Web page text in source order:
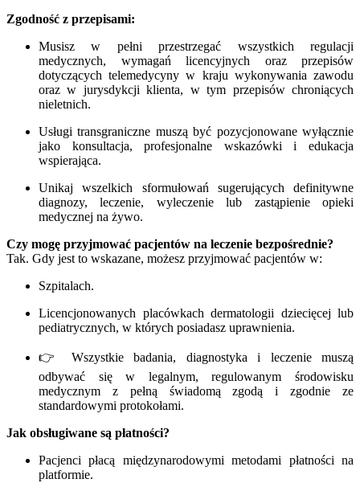
Zgodność z przepisami:
Musisz w pełni przestrzegać wszystkich regulacji
medycznych, wymagań licencyjnych oraz przepisów
dotyczących telemedycyny w kraju wykonywania zawodu
oraz w jurysdykcji klienta, w tym przepisów chroniących
nieletnich.
Usługi transgraniczne muszą być pozycjonowane wyłącznie
jako konsultacja, profesjonalne wskazówki i edukacja
wspierająca.
Unikaj wszelkich sformułowań sugerujących definitywne
diagnozy, leczenie, wyleczenie lub zastąpienie opieki
medycznej na żywo.
Czy mogę przyjmować pacjentów na leczenie bezpośrednie?
Tak. Gdy jest to wskazane, możesz przyjmować pacjentów w:
Szpitalach.
Licencjonowanych placówkach dermatologii dziecięcej lub
pediatrycznych, w których posiadasz uprawnienia.
👉 Wszystkie badania, diagnostyka i leczenie muszą
odbywać się w legalnym, regulowanym środowisku
medycznym z pełną świadomą zgodą i zgodnie ze
standardowymi protokołami.
Jak obsługiwane są płatności?
Pacjenci płacą międzynarodowymi metodami płatności na
platformie.